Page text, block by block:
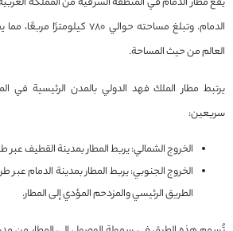
الدمام. وتبلغ مساحته حوالي 780
العالم من حيث المساحة.
يرتبط مطار الملك فهد الدولي بالمدن الرئيسية في
سريعين:
الخروج الشمالي: يربط المطار بمدينة القطيف
الخروج الجنوبي: يربط المطار بمدينة الدمام عبر
الطريق الرئيسي والمزدحم المؤدي إلى المطار.